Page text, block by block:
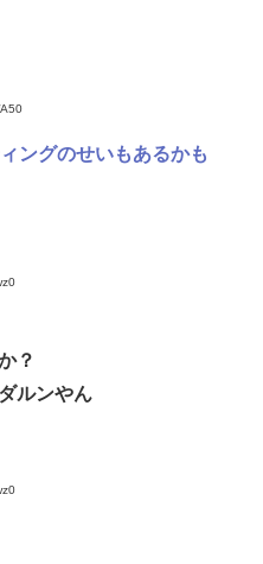
ングのせいもあるかも
？
ルンやん